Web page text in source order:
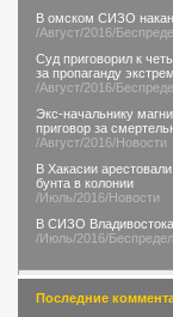
В омском СИЗО
/Август/2016/
Суд приговорил к
за пропаганду
/Август/2016/
Экс-начальнику
приговор за
/Август/2016/Новости
В Хакасии
бунта в колонии
/Июль/2016/Новости
В СИЗО
/Июль/2016/Беспредел
Последние